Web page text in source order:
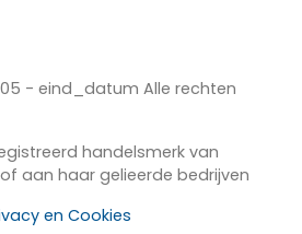
- eind_datum Alle rechten
handelsmerk van
aan haar gelieerde bedrijven
en Cookies